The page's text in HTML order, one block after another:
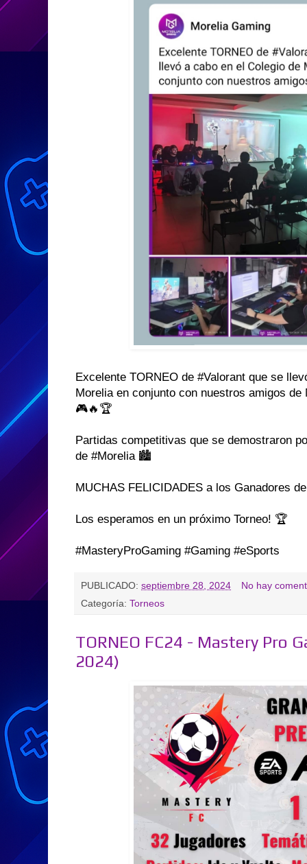
Excelente TORNEO de #Valorant que se
Morelia en conjunto con nuestros amigos
🎮🔥🏆
Partidas competitivas que se demostraron
de #Morelia 🏙️
MUCHAS FELICIDADES a los Ganadores
Los esperamos en un próximo Torneo! 🏆
#MasteryProGaming #Gaming #eSports
PUBLICADO: septiembre 28, 2024
No hay
Categoría: Torneos
TORNEO FC24 - Mastery Pro
2024)